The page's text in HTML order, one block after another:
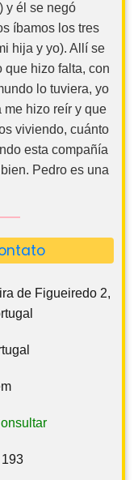
y él se negó
íbamos los tres
hija y yo). Allí se
que hizo falta, con
lo tuviera, yo
hizo reír y que
viviendo, cuánto
esta compañía
Pedro es una
de Figueiredo 2,